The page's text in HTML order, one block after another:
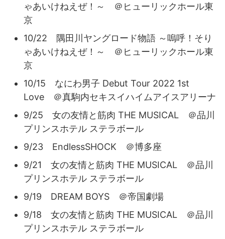
ゃあいけねえぜ！～ ＠ヒューリックホール東
京
10/22 隅田川ヤングロード物語 ～嗚呼！そり
ゃあいけねえぜ！～ ＠ヒューリックホール東
京
10/15 なにわ男子 Debut Tour 2022 1st
Love ＠真駒内セキスイハイムアイスアリーナ
9/25 女の友情と筋肉 THE MUSICAL ＠品川
プリンスホテル ステラボール
9/23 EndlessSHOCK ＠博多座
9/21 女の友情と筋肉 THE MUSICAL ＠品川
プリンスホテル ステラボール
9/19 DREAM BOYS ＠帝国劇場
9/18 女の友情と筋肉 THE MUSICAL ＠品川
プリンスホテル ステラボール